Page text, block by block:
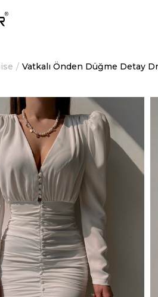
Vatkalı Önden Düğme Detay